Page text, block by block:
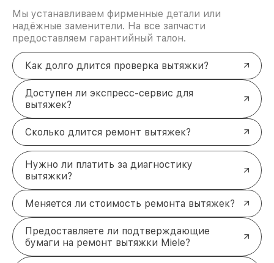
крупногабаритной техники, которые
обеспечат доставку устройств в сервис в
полной сохранности и бесплатно.
За годы своей деятельности мы получали только
положительные отзывы и обрели отличную
репутацию. Мы постоянно совершенствуемся и
стараемся каждый день делать наш сервис еще
лучше!
Мы устанавливаем фирменные детали или
надёжные заменители. На все запчасти
предоставляем гарантийный талон.
Как долго длится проверка вытяжки?
Доступен ли экспресс-сервис для
вытяжек?
Сколько длится ремонт вытяжек?
Нужно ли платить за диагностику
вытяжки?
Меняется ли стоимость ремонта вытяжек?
Предоставляете ли подтверждающие
бумаги на ремонт вытяжки Miele?